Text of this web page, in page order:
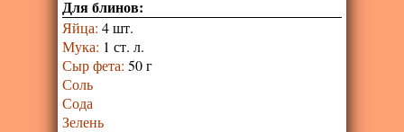
Для блинов:
Яйца: 4 шт.
Мука: 1 ст. л.
Сыр фета: 50 г
Соль
Сода
Зелень